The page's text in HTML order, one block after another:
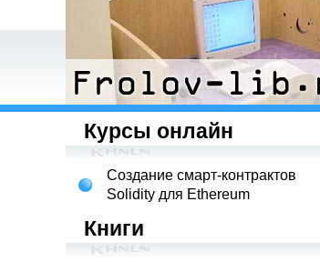
Курсы онлайн
Создание смарт-контрактов
Solidity для Ethereum
Книги